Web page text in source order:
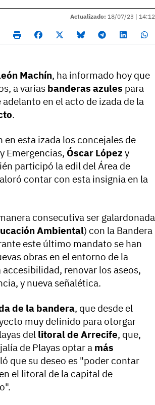
Actualizado: 18/07/23 | 14:12
Machín, ha informado hoy que
a varias banderas azules para
en el acto de izada de la
.
esta izada los concejales de
Emergencias, Óscar Lópezy
participó la edil del Área de
contar con esta insignia en la
consecutiva ser galardonada
Ambiental) con la Bandera
este último mandato se han
obras en el entorno de la
renovar los aseos,
y nueva señalética.
de la bandera, que desde el
muy definido para otorgar
del litoral de Arrecife, que,
de Playas optar a más
que su deseo es "poder contar
el litoral de la capital de